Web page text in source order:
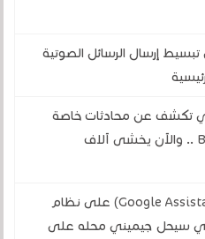
إرسال الرسائل الصوتية
تكشف عن محادثات خاصة
على محركات البحث جوجل Bing .. والآن يخشى آلاف
وداعاً لمساعد جوجل ( Google Assistant) على نظام
سيحل جيميني محله على